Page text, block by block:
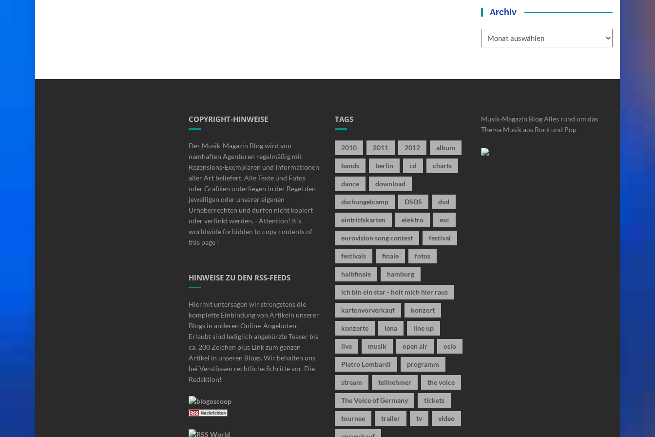
Archiv
COPYRIGHT-HINWEISE
Der Musik-Magazin Blog wird von
namhaften Agenturen regelmäßig mit
Rezensions-Exemplaren und Informationen
aller Art beliefert. Alle Texte und Fotos
oder Grafiken unterliegen in der Regel den
jeweiligen oder unserer eigenen
Urheberrechten und dürfen nicht kopiert
oder verlinkt werden. - Attention! It´s
worldwide forbidden to copy contents of
this page !
HINWEISE ZU DEN RSS-FEEDS
Hiermit untersagen wir strengstens die
komplette Einbindung von Artikeln unserer
Blogs in anderen Online-Angeboten.
Erlaubt sind lediglich abgekürzte Teaser bis
ca. 200 Zeichen plus Link zum ganzen
Artikel in unseren Blogs. Wir behalten uns
bei Verstössen rechtliche Schritte vor. Die
Redaktion!
TAGS
2010 2011 2012 album
bands berlin cd charts
dance download
dschungelcamp DSDS dvd
eintrittskarten elektro esc
eurovision song contest festival
festivals finale fotos
halbfinale hamburg
ich bin ein star - holt mich hier raus
kartenvorverkauf konzert
konzerte lena line up
live musik open air oslo
Pietro Lombardi programm
stream teilnehmer the voice
The Voice of Germany tickets
tournee trailer tv video
Musik-Magazin BlogAlles rund um das
Thema Musik aus Rock und Pop